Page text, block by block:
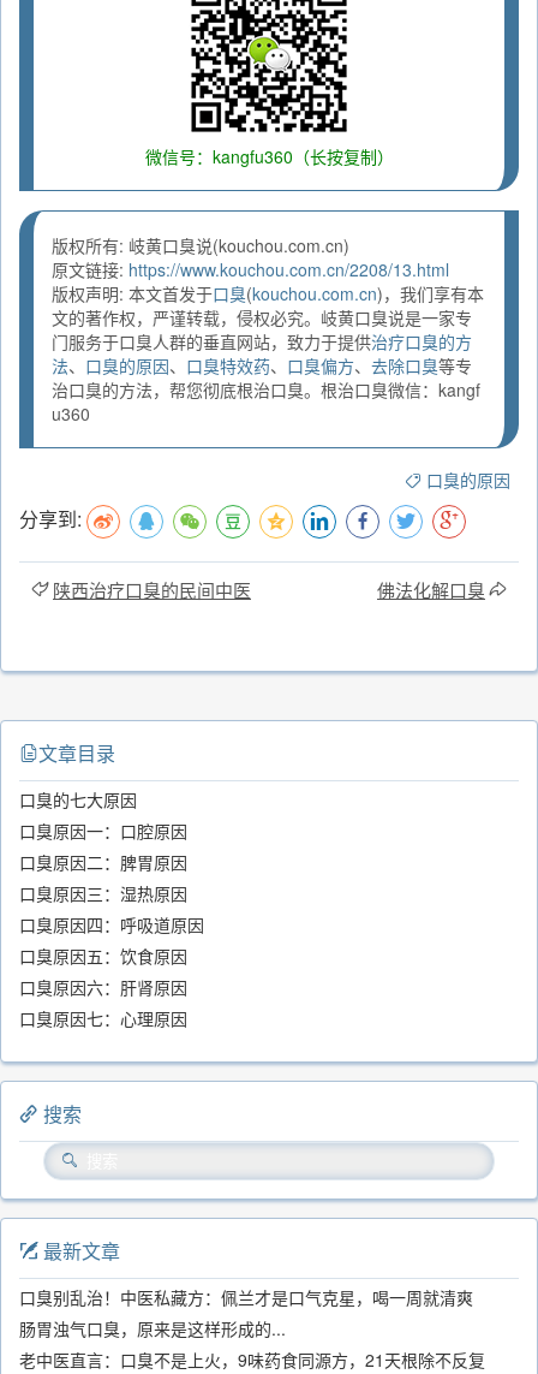
微信号：kangfu360（长按复制）
版权所有: 岐黄口臭说(kouchou.com.cn)
原文链接: https://www.kouchou.com.cn/2208/13.html
版权声明: 本文首发于口臭(kouchou.com.cn)，我们享有本
文的著作权，严谨转载，侵权必究。岐黄口臭说是一家专
门服务于口臭人群的垂直网站，致力于提供治疗口臭的方
法、 口臭的原因、 口臭特效药、 口臭偏方、 去除口臭等专
治口臭的方法，帮您彻底根治口臭。根治口臭微信：kangf
u360
口臭的原因
分享到:
陕西治疗口臭的民间中医 佛法化解口臭
文章目录
口臭的七大原因
口臭原因一：口腔原因
口臭原因二：脾胃原因
口臭原因三：湿热原因
口臭原因四：呼吸道原因
口臭原因五：饮食原因
口臭原因六：肝肾原因
口臭原因七：心理原因
搜索
最新文章
口臭别乱治！中医私藏方：佩兰才是口气克星，喝一周就清爽
肠胃浊气口臭，原来是这样形成的...
老中医直言：口臭不是上火，9味药食同源方，21天根除不反复